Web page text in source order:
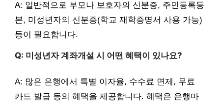
A: 일반적으로 부모나 보호자의 신분증, 주민등록등
본, 미성년자의 신분증(학교 재학증명서 사용 가능)
등이 필요합니다.
Q: 미성년자 계좌개설 시 어떤 혜택이 있나요?
A: 많은 은행에서 특별 이자율, 수수료 면제, 무료
카드 발급 등의 혜택을 제공합니다. 혜택은 은행마